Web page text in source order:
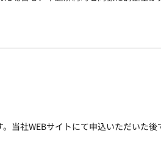
当社WEBサイトにて申込いただいた